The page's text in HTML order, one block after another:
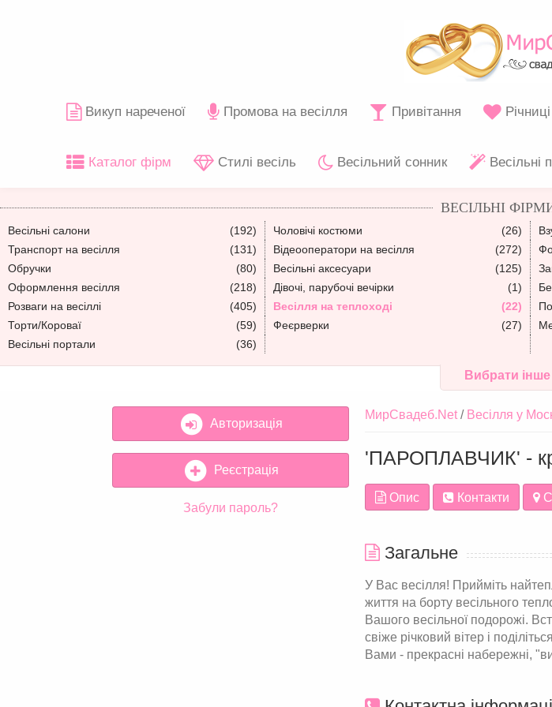
Викуп нареченої Промова на весілля Привітання
Каталог фірм Стилі весіль Весільний сонник Весільні
ВЕСІЛЬНІ
Весільні салони (192) Чоловічі костюми (26)
Транспорт на весілля
(131) Відеооператори на весілля (272)
Обручки
(80) Весільні аксесуари (125)
Оформлення весілля
(218) Дівочі, парубочі вечірки (1)
Розваги на весіллі
(405) Весілля на теплоході (22)
Торти/Короваї
(59) Феєрверки (27)
Весільні портали
(36)
Вибрати інше
МирСвадеб.Net Весілля у
'ПАРОПЛАВЧИК' -
Опис Контакти
Загальне
У Вас весілля! Прийміть
життя на борту весільного
Вашого весільної подорожі.
свіже річковий вітер і
Вами - прекрасні набережні,
Авторизація
Реєстрація
Забули пароль?